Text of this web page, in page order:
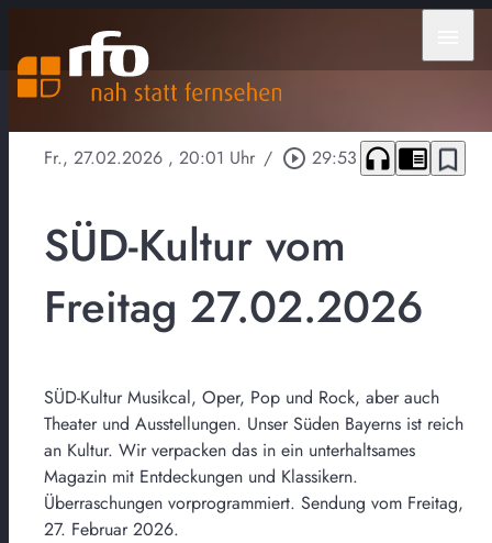
Fr., 27.02.2026 , 20:01 Uhr / play_circle_outline 29:53 headphones chrome_reader_mode bookmark_border
SÜD-Kultur vom
Freitag 27.02.2026
SÜD-Kultur Musikcal, Oper, Pop und Rock, aber auch
Theater und Ausstellungen. Unser Süden Bayerns ist reich
an Kultur. Wir verpacken das in ein unterhaltsames
Magazin mit Entdeckungen und Klassikern.
Überraschungen vorprogrammiert. Sendung vom Freitag,
27. Februar 2026.